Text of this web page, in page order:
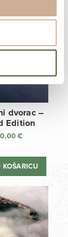
dvorac –
Edition
€
KOŠARICU